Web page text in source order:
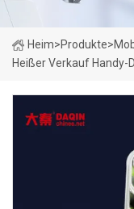
Heim>Produkte>
Heißer Verkauf